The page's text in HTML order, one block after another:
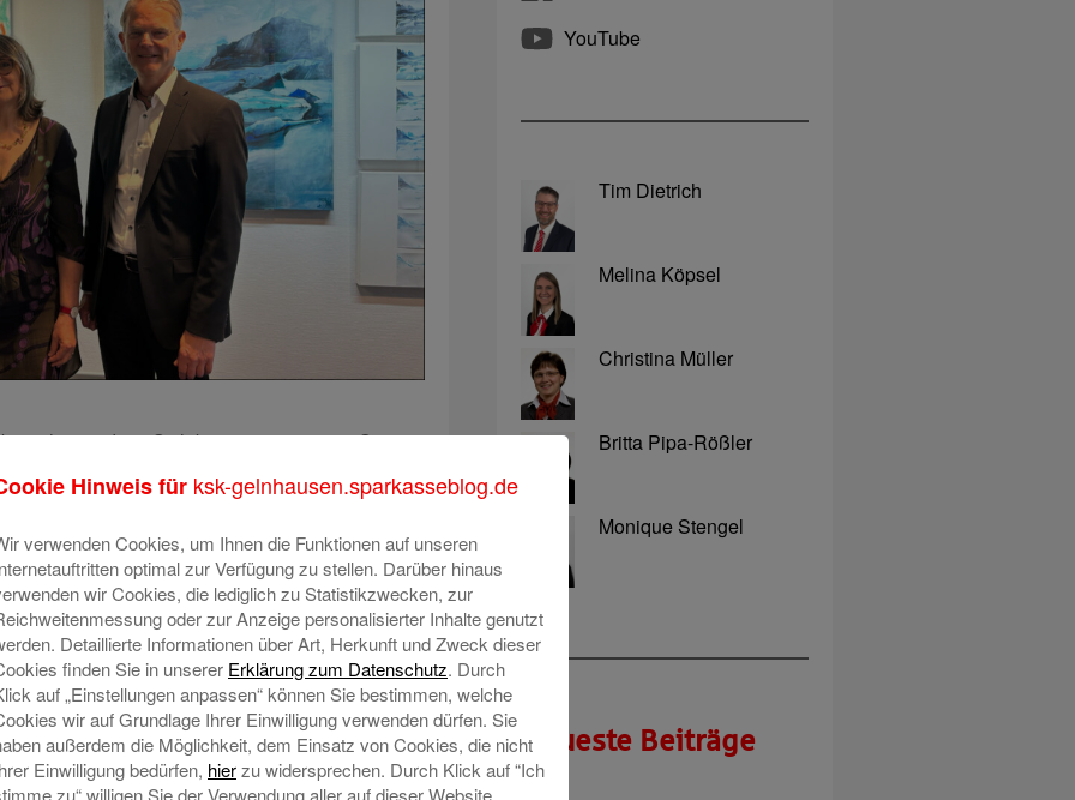
hinter dem Sichtbaren“ präsentiert Simone
Werke in der Galerie der Hauptstelle der
wurde sie von Michael Günther, Leiter
Ausstellung der Künstlerin im Hause der
schon einiges über die Arbeitsweise der
Designerin Simone Nuß. Ihre expressiven
den Arbeitsprozess wider, der oft intuitiv
ist. Ihre gegenständlichen und nicht weniger
die sehr individuell sein können und es
und oft und so findet man in ihrem Schaffen
YouTube
Tim Dietrich
Melina Köpsel
Christina Müller
Britta Pipa-Rößler
Monique Stengel
Neueste Beiträge
Hinweis für ksk-gelnhausen.sparkasseblog.de
verwenden Cookies, um Ihnen die Funktionen auf unseren
optimal zur Verfügung zu stellen. Darüber hinaus
wir Cookies, die lediglich zu Statistikzwecken, zur
oder zur Anzeige personalisierter Inhalte genutzt
Detaillierte Informationen über Art, Herkunft und Zweck dieser
finden Sie in unserer Erklärung zum Datenschutz. Durch
auf „Einstellungen anpassen“ können Sie bestimmen, welche
wir auf Grundlage Ihrer Einwilligung verwenden dürfen. Sie
außerdem die Möglichkeit, dem Einsatz von Cookies, die nicht
Einwilligung bedürfen, hierzu widersprechen. Durch Klick auf “Ich
zu“ willigen Sie der Verwendung aller auf dieser Website